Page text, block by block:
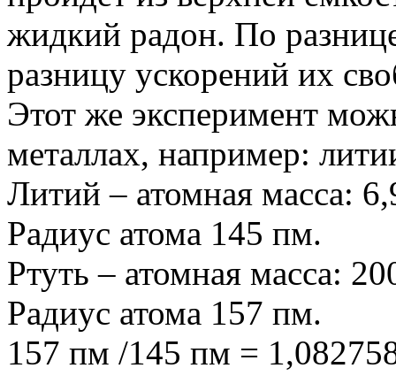
жидкий радон. По
разницу ускорений их
Этот же эксперимент
металлах, например:
Литий – атомная масса:
Радиус атома 145 пм.
Ртуть – атомная масса:
Радиус атома 157 пм.
157 пм /145 пм =